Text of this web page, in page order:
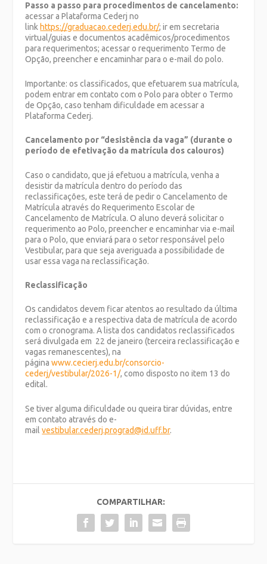
Passo a passo para procedimentos de cancelamento:
acessar a Plataforma Cederj no
link https://graduacao.cederj.edu.br/; ir em secretaria
virtual/guias e documentos acadêmicos/procedimentos
para requerimentos; acessar o requerimento Termo de
Opção, preencher e encaminhar para o e-mail do polo.
Importante: os classificados, que efetuarem sua matrícula,
podem entrar em contato com o Polo para obter o Termo
de Opção, caso tenham dificuldade em acessar a
Plataforma Cederj.
Cancelamento por “desistência da vaga” (durante o
período de efetivação da matrícula dos calouros)
Caso o candidato, que já efetuou a matrícula, venha a
desistir da matrícula dentro do período das
reclassificações, este terá de pedir o Cancelamento de
Matrícula através do Requerimento Escolar de
Cancelamento de Matrícula. O aluno deverá solicitar o
requerimento ao Polo, preencher e encaminhar via e-mail
para o Polo, que enviará para o setor responsável pelo
Vestibular, para que seja averiguada a possibilidade de
usar essa vaga na reclassificação.
Reclassificação
Os candidatos devem ficar atentos ao resultado da última
reclassificação e a respectiva data de matrícula de acordo
com o cronograma. A lista dos candidatos reclassificados
será divulgada em 22 de janeiro (terceira reclassificação e
vagas remanescentes), na
páginawww.cecierj.edu.br/consorcio-
cederj/vestibular/2026-1/, como disposto no item 13 do
edital.
Se tiver alguma dificuldade ou queira tirar dúvidas, entre
em contato através do e-
mailvestibular.cederj.prograd@id.uff.br.
COMPARTILHAR: